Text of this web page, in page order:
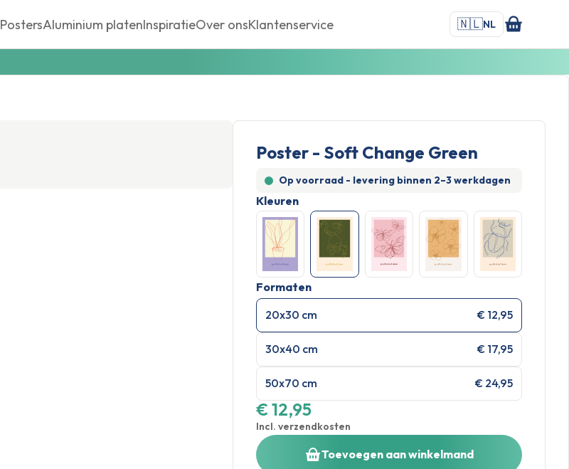
PostersAluminium platenInspiratieOver onsKlantenservice 🇳🇱NL
Poster - Soft Change Green
Op voorraad - levering binnen 2–3 werkdagen
Kleuren
Formaten
20x30 cm
€ 12,95
30x40 cm € 17,95
50x70 cm € 24,95
€ 12,95
Incl. verzendkosten
Toevoegen aan winkelmand